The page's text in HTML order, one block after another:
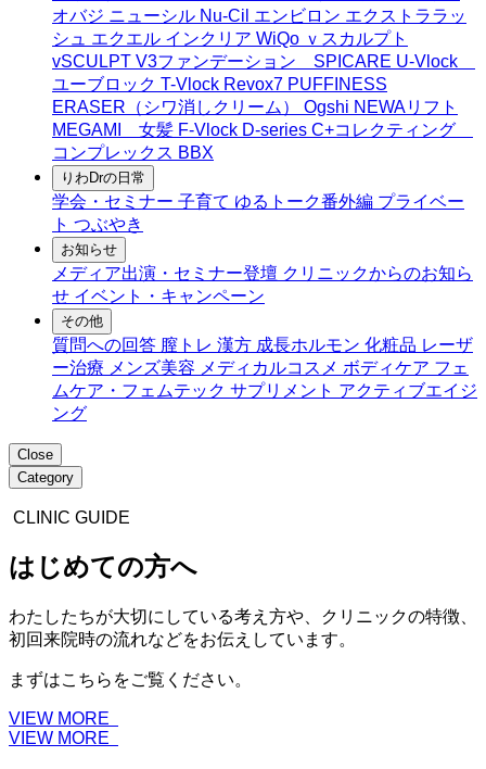
オバジ ニューシル Nu-Cil エンビロン エクストララッ
シュ エクエル インクリア WiQo ｖスカルプト
vSCULPT V3ファンデーション SPICARE U-Vlock
ユーブロック T-Vlock Revox7 PUFFINESS
ERASER（シワ消しクリーム）
Ogshi NEWAリフト
MEGAMI 女髪 F-Vlock D-series C+コレクティング
コンプレックス BBX
りわDrの日常
学会・セミナー 子育て ゆるトーク番外編 プライベー
ト つぶやき
お知らせ
メディア出演・セミナー登壇 クリニックからのお知ら
せ イベント・キャンペーン
その他
質問への回答 膣トレ 漢方 成長ホルモン 化粧品 レーザ
ー治療 メンズ美容 メディカルコスメ ボディケア フェ
ムケア・フェムテック サプリメント アクティブエイジ
ング
Close
Category
CLINIC GUIDE
はじめての方へ
わたしたちが大切にしている考え方や、クリニックの特徴、
初回来院時の流れなどをお伝えしています。
まずはこちらをご覧ください。
VIEW MORE
VIEW MORE